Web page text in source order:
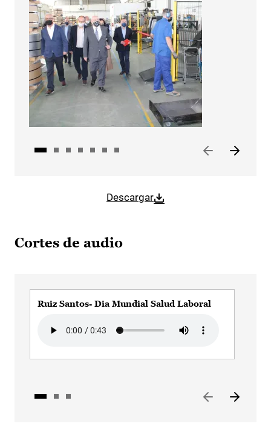
Descargar
Cortes de audio
Ruiz Santos- Dia Mundial Salud Laboral